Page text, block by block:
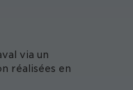
via un
réalisées en